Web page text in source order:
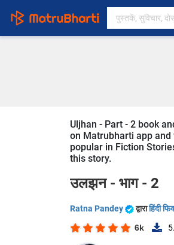
Uljhan - Part - 2 book
on Matrubharti app
popular in Fiction
this story.
उलझन - भाग - 2
Ratna Pandey द्वाराहिंदी
6k